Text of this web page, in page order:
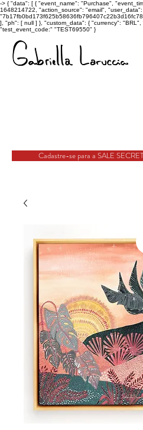
-> { "data": [ { "event_name": "Purchase",
1648214722, "action_source": "email",
], "ph": [ null ] }, "custom_data": { "currency": "BRL",
"test_event_code:" "TEST69550" }
Cadastre-se para a SALE